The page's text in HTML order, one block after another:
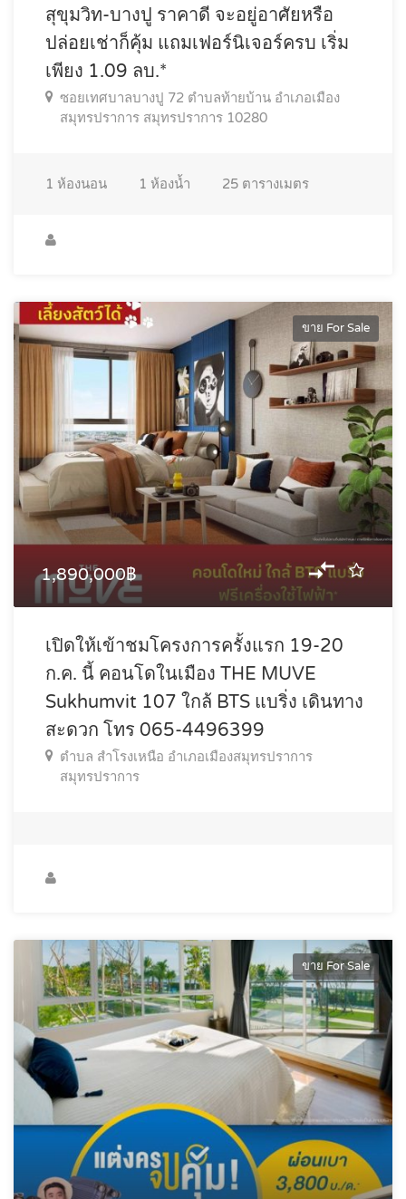
สุขุมวิท-บางปู ราคาดี จะอยู่อาศัยหรือ
ปล่อยเช่าก็คุ้ม แถมเฟอร์นิเจอร์ครบ เริ่ม
เพียง 1.09 ลบ.*
ซอยเทศบาลบางปู 72 ตำบลท้ายบ้าน อำเภอเมือง
สมุทรปราการ สมุทรปราการ 10280
1 ห้องนอน 1 ห้องน้ำ 25 ตารางเมตร
ขาย For Sale
1,890,000฿
เปิดให้เข้าชมโครงการครั้งแรก 19-20
ก.ค. นี้ คอนโดในเมือง THE MUVE
Sukhumvit 107 ใกล้ BTS แบริ่ง เดินทาง
สะดวก โทร 065-4496399
ตำบล สำโรงเหนือ อำเภอเมืองสมุทรปราการ
สมุทรปราการ
ขาย For Sale